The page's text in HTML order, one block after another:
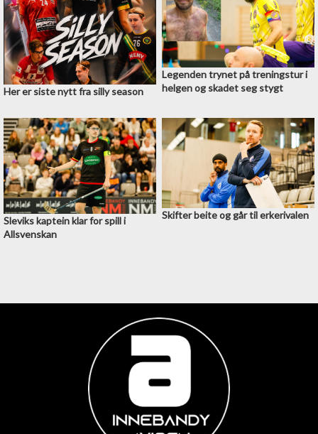
Her er siste nytt fra silly season
Legenden trynet på treningstur i
helgen og skadet seg stygt
Sleviks kaptein klar for spill i
Allsvenskan
Skifter beite og går til erkerivalen